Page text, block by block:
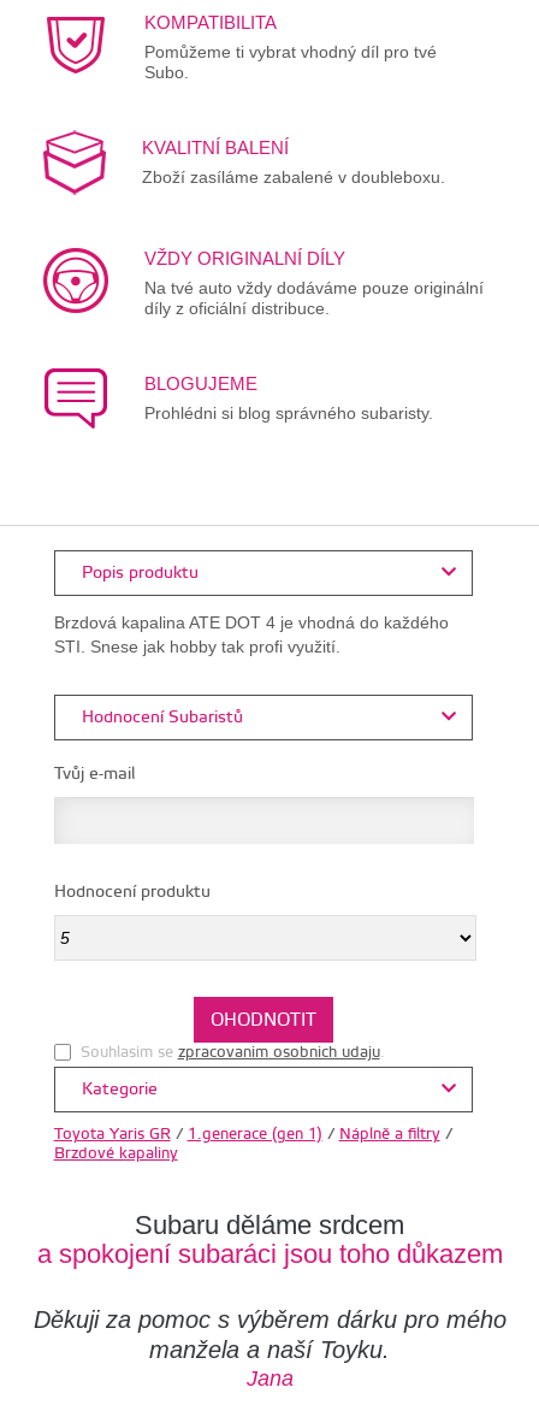
KOMPATIBILITA
Pomůžeme ti vybrat vhodný díl pro tvé
Subo.
KVALITNÍ BALENÍ
Zboží zasíláme zabalené v doubleboxu.
VŽDY ORIGINALNÍ DÍLY
Na tvé auto vždy dodáváme pouze originální
díly z oficiální distribuce.
BLOGUJEME
Prohlédni si blog správného subaristy.
Popis produktu
Brzdová kapalina ATE DOT 4 je vhodná do každého
STI. Snese jak hobby tak profi využití.
Hodnocení Subaristů
Tvůj e-mail
Hodnocení produktu
Souhlasim se zpracovanim osobnich udaju.
Kategorie
Toyota Yaris GR/ 1.generace (gen 1) / Náplně a filtry/
Brzdové kapaliny
Subaru děláme srdcem
a spokojení subaráci jsou toho důkazem
Děkuji za pomoc s výběrem dárku pro mého
manžela a naší Toyku.
Jana